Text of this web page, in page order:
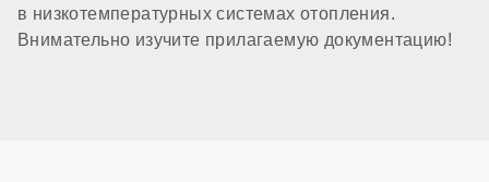
встроенный в плату
в низкотемпературных системах отопления.
Внимательно изучите прилагаемую документацию!